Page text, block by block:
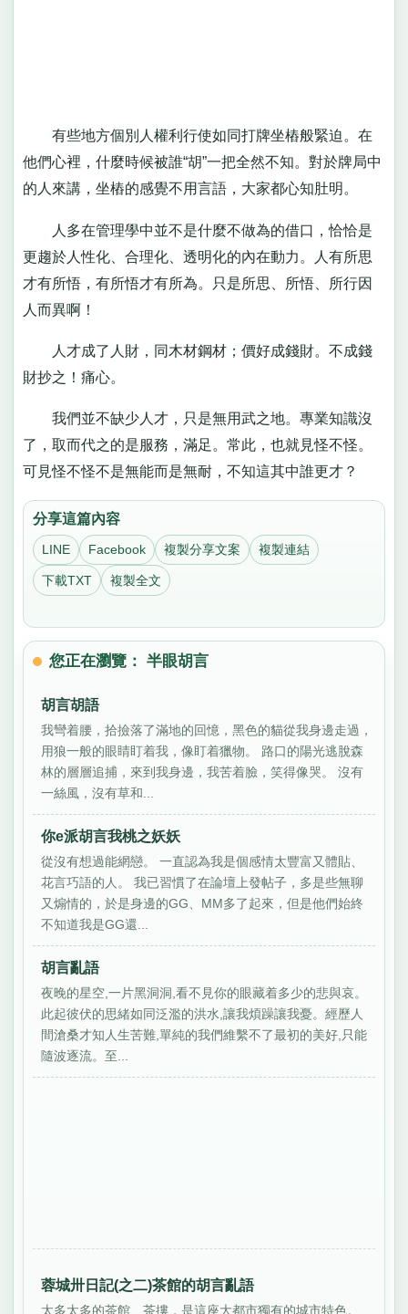
有些地方個別人權利行使如同打牌坐樁般緊迫。在
他們心裡，什麼時候被誰“胡”一把全然不知。對於牌局中
的人來講，坐樁的感覺不用言語，大家都心知肚明。
人多在管理學中並不是什麼不做為的借口，恰恰是
更趨於人性化、合理化、透明化的內在動力。人有所思
才有所悟，有所悟才有所為。只是所思、所悟、所行因
人而異啊！
人才成了人財，同木材鋼材；價好成錢財。不成錢
財抄之！痛心。
我們並不缺少人才，只是無用武之地。專業知識沒
了，取而代之的是服務，滿足。常此，也就見怪不怪。
可見怪不怪不是無能而是無耐，不知這其中誰更才？
分享這篇內容
LINE Facebook 複製分享文案 複製連結
下載TXT 複製全文
您正在瀏覽： 半眼胡言
胡言胡語
我彎着腰，拾撿落了滿地的回憶，黑色的貓從我身邊走過，
用狼一般的眼睛盯着我，像盯着獵物。 路口的陽光逃脫森
林的層層追捕，來到我身邊，我苦着臉，笑得像哭。 沒有
一絲風，沒有草和...
你e派胡言我桃之妖妖
從沒有想過能網戀。 一直認為我是個感情太豐富又體貼、
花言巧語的人。 我已習慣了在論壇上發帖子，多是些無聊
又煽情的，於是身邊的GG、MM多了起來，但是他們始終
不知道我是GG還...
胡言亂語
夜晚的星空,一片黑洞洞,看不見你的眼藏着多少的悲與哀。
此起彼伏的思緒如同泛濫的洪水,讓我煩躁讓我憂。經歷人
間滄桑才知人生苦難,單純的我們維繫不了最初的美好,只能
隨波逐流。至...
蓉城卅日記(之二)茶館的胡言亂語
太多太多的茶館、茶摟，是這座大都市獨有的城市特色。